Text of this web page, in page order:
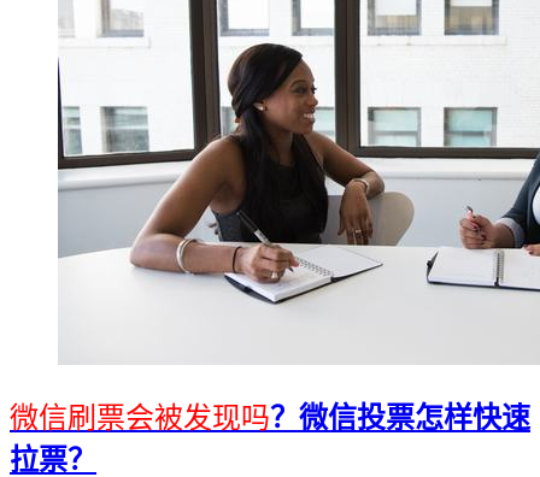
微信刷票会被发现吗？微信投票怎样快速
拉票？